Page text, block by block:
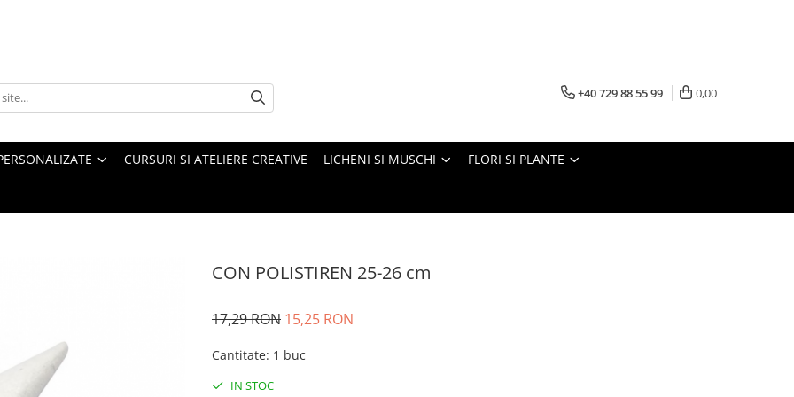
+40 729 88 55 99 0,00
CURSURI SI ATELIERE CREATIVE LICHENI SI MUSCHI FLORI SI PLANTE
CON POLISTIREN 25-26 cm
17,29 RON 15,25 RON
Cantitate: 1 buc
IN STOC